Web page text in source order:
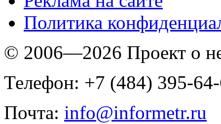
Политика
© 2006—2026 Проект о
Телефон: +7 (484) 395-
Почта: info@informetr.ru